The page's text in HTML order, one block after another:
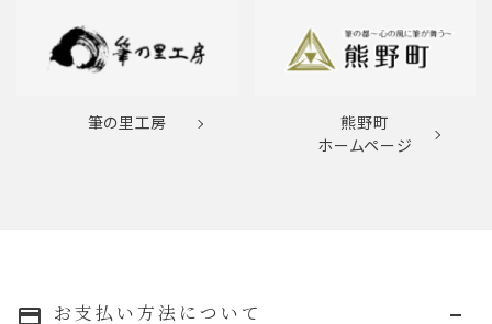
筆の里工房
熊野町
ホームページ
payment お支払い方法について